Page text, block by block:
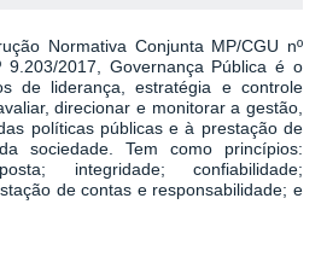
Normativa Conjunta MP/CGU nº
2017, Governança Pública é o
de liderança, estratégia e controle
direcionar e monitorar a gestão,
políticas públicas e à prestação de
sociedade. Tem como princípios:
integridade; confiabilidade;
de contas e responsabilidade; e